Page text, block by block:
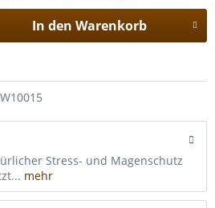
In den Warenkorb
Stress- und Magenschutz
mehr